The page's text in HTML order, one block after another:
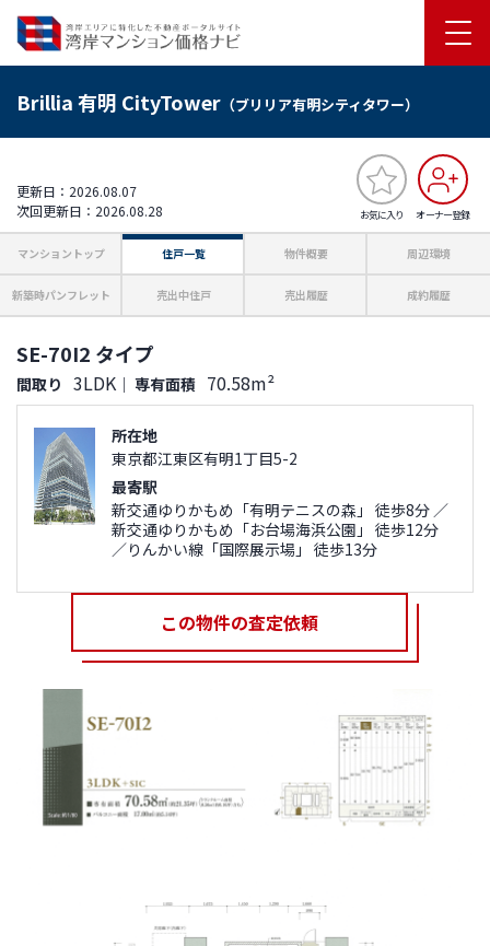
Brillia 有明 CityTower （ブリリア有明シティタワー）
お気に入り オーナー登録
更新日：2026.08.07
次回更新日：2026.08.28
マンショントップ 住戸一覧 物件概要 周辺環境
新築時パンフレット 売出中住戸 売出履歴 成約履歴
SE-70I2 タイプ
間取り 3LDK ｜ 専有面積 70.58m²
所在地
東京都江東区有明1丁目5-2
最寄駅
新交通ゆりかもめ「有明テニスの森」 徒歩8分 ／
新交通ゆりかもめ「お台場海浜公園」 徒歩12分
／りんかい線「国際展示場」 徒歩13分
この物件の査定依頼